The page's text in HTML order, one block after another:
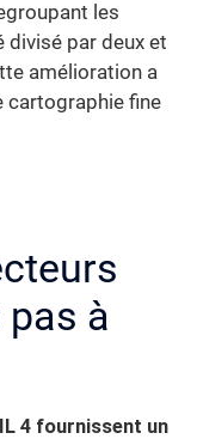
les
divisé par deux et
amélioration a
cartographie fine
pas à
4 fournissent un